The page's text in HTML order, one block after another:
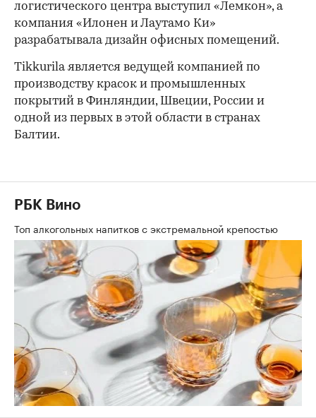
00:00
логистического центра выступил «Лемкон», а
компания «Илонен и Лаутамо Ки»
разрабатывала дизайн офисных помещений.
Tikkurila является ведущей компанией по
производству красок и промышленных
покрытий в Финляндии, Швеции, России и
одной из первых в этой области в странах
Балтии.
РБК Вино
Топ алкогольных напитков с экстремальной крепостью